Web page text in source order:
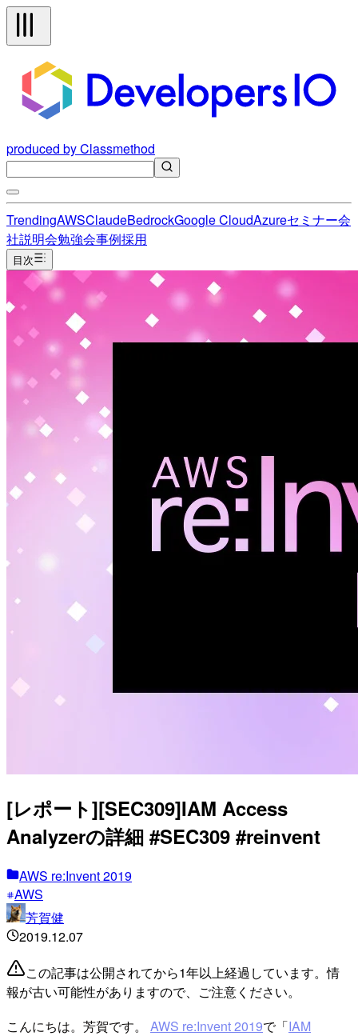
produced by Classmethod
TrendingAWSClaudeBedrockGoogle CloudAzureセミナー会
社説明会勉強会事例採用
目次
[レポート][SEC309]IAM Access
Analyzerの詳細 #SEC309 #reinvent
AWS re:Invent 2019
AWS
芳賀健
2019.12.07
この記事は公開されてから1年以上経過しています。情
報が古い可能性がありますので、ご注意ください。
こんにちは。芳賀です。 AWS re:Invent 2019で「IAM